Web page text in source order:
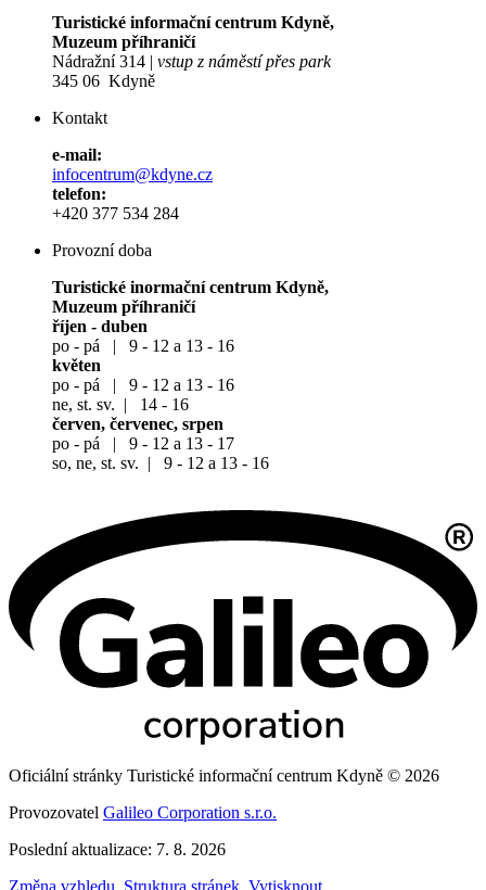
Turistické informační centrum Kdyně,
Muzeum příhraničí
Nádražní 314 | vstup z náměstí přes park
345 06 Kdyně
Kontakt
e-mail:
infocentrum@kdyne.cz
telefon:
+420 377 534 284
Provozní doba
Turistické inormační centrum Kdyně,
Muzeum příhraničí
říjen - duben
po - pá | 9 - 12 a 13 - 16
květen
po - pá | 9 - 12 a 13 - 16
ne, st. sv. | 14 - 16
červen, červenec, srpen
po - pá | 9 - 12 a 13 - 17
so, ne, st. sv. | 9 - 12 a 13 - 16
Oficiální stránky Turistické informační centrum Kdyně © 2026
Provozovatel Galileo Corporation s.r.o.
Poslední aktualizace: 7. 8. 2026
Změna vzhledu Struktura stránek Vytisknout